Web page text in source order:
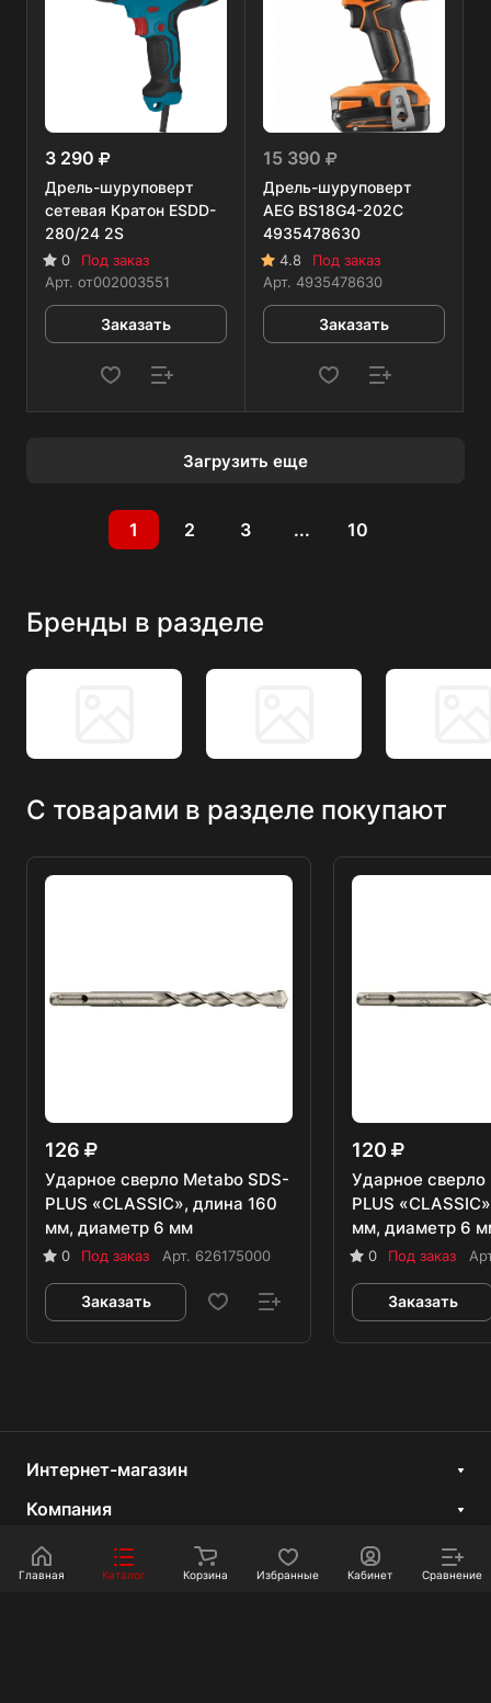
3 290
Дрель-шуруповерт
сетевая Кратон ESDD-
280/24 2S
0
Под заказ
Арт. от002003551
Заказать
15 390
Дрель-шуруповерт
AEG BS18G4-202C
4935478630
4.8
Под заказ
Арт. 4935478630
Заказать
Загрузить еще
1 2 3 ... 10
Бренды в разделе
С товарами в разделе покупают
126
Ударное сверло Metabo SDS-
PLUS «CLASSIC», длина 160
мм, диаметр 6 мм
0 Под заказ Арт. 626175000
Заказать
120
Ударное сверло
PLUS
мм, диаметр 6
0 Под заказ
Заказать
Интернет-магазин
Компания
Информация
Главная Каталог Корзина Избранные Кабинет Сравнение